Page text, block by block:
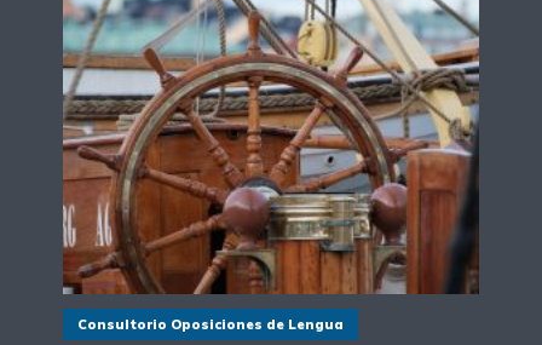
Consultorio Oposiciones de Lengua